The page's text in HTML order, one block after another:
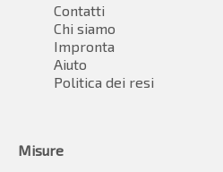
Contatti
Chi siamo
Impronta
Aiuto
Politica dei resi
Misure